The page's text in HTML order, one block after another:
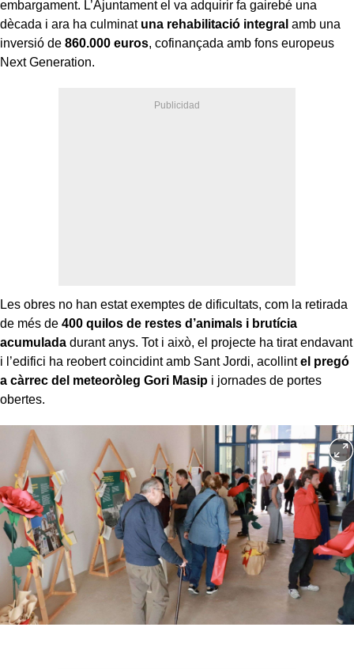
embargament. L’Ajuntament el va adquirir fa gairebé una
dècada i ara ha culminat una rehabilitació integral amb una
inversió de 860.000 euros, cofinançada amb fons europeus
Next Generation.
Les obres no han estat exemptes de dificultats, com la retirada
de més de 400 quilos de restes d’animals i brutícia
acumulada durant anys. Tot i això, el projecte ha tirat endavant
i l’edifici ha reobert coincidint amb Sant Jordi, acollintel pregó
a càrrec del meteoròleg Gori Masip i jornades de portes
obertes.